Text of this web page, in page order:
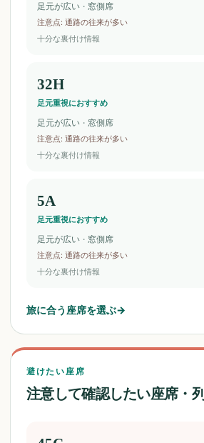
足元が広い · 窓側席
注意点: 通路の往来が多い
十分な裏付け情報
32H
足元重視におすすめ
足元が広い · 窓側席
注意点: 通路の往来が多い
十分な裏付け情報
5A
足元重視におすすめ
足元が広い · 窓側席
注意点: 通路の往来が多い
十分な裏付け情報
旅に合う座席を選ぶ→
避けたい座席
注意して確認したい座席・列